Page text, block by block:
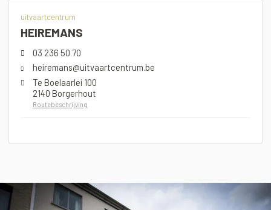
uitvaartcentrum
HEIREMANS
03 236 50 70
heiremans@uitvaartcentrum.be
Te Boelaarlei 100
2140 Borgerhout
Routebeschrijving